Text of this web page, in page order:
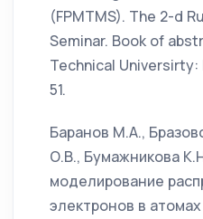
(FPMTMS). The 2-d
Seminar. Book of
Technical Universirty:
51.
Баранов М.А.,
О.В., Бумажникова
моделирование
электронов в атомах